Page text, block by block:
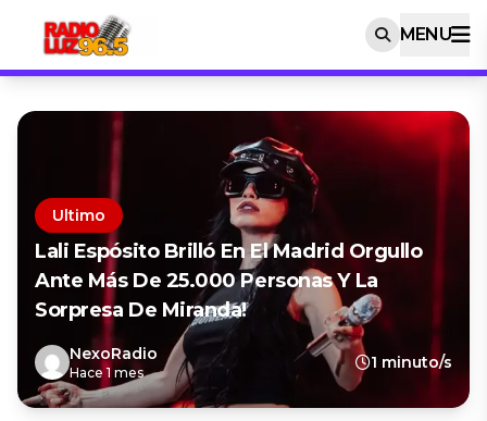
MENU
Ultimo
Lali Espósito Brilló En El Madrid Orgullo
Ante Más De 25.000 Personas Y La
Sorpresa De Miranda!
NexoRadio
Hace 1 mes
1 minuto/s